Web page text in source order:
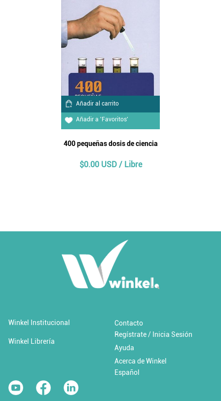
Añadir al carrito
Añadir a 'Favoritos'
400 pequeñas dosis de ciencia
$0.00 USD / Libre
Cambio climático y desastres
$0.00 USD / Libre
Winkel Institucional
Winkel Librería
Contacto
Regístrate / Inicia Sesión
Ayuda
Acerca de Winkel
Español